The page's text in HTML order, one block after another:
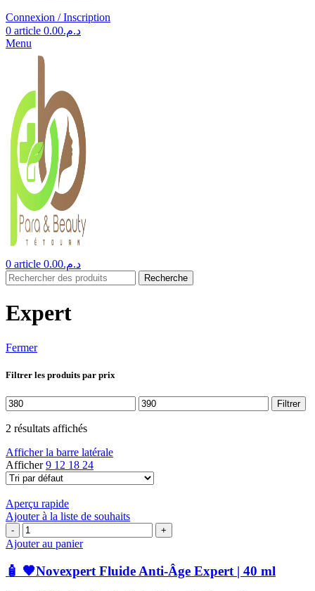
Connexion / Inscription
0 article د.م.0.00
Menu
0 article د.م.0.00
Recherche
Expert
Fermer
Filtrer les produits par prix
Prix
min
Prix
max
Filtrer
2 résultats affichés
Afficher la barre latérale
Afficher9 12 18 24
Aperçu rapide
Ajouter à la liste de souhaits
quantité
de
🖤
Novexpert
Ajouter au panier
🧴 🖤Novexpert Fluide Anti-Âge Expert | 40 ml